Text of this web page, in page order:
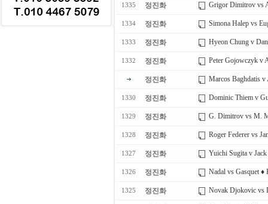
1335 정진화 Grigor Dimitrov vs
1334 정진화 Simona Halep vs
1333 정진화 Hyeon Chung v
1332 정진화 Peter Gojowczyk v
정진화 Marcos Baghdatis
1330 정진화 Dominic Thiem v
1329 정진화 G. Dimitrov vs M.
1328 정진화 Roger Federer vs
1327 정진화 Yuichi Sugita v
1326 정진화 Nadal vs Gasquet
1325 정진화 Novak Djokovic vs